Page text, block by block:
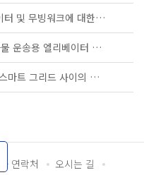
KS B ISO/TS 25740-1 - 에스컬레이터 및 무빙워크에 대한 안전요건 — 제1부: 세계공통 필수 안전요건(GESRs)
KS B ISO/TS 8100-21 - 승객 및 화물 운송용 엘리베이터 —제21부: 세계공통 필수안전요건(GESRs)을 충족하는 세계공통 안전 파라미터(GSPs)
KS C IEC TS 62872 - 산업 시설과 스마트 그리드 사이의 산업 공정 측정, 제어 및 자동화 시스템 인터페이스
자 연락처
오시는 길